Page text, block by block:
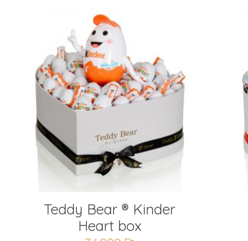
Teddy Bear ® Kinder
Heart box